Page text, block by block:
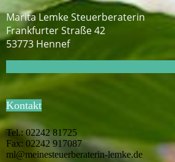
Marita Lemke Steuerberaterin
Frankfurter Straße 42
53773 Hennef
Kontakt
Tel.: 02242 81725
Fax: 02242 917087
ml@meinesteuerberaterin-lemke.de